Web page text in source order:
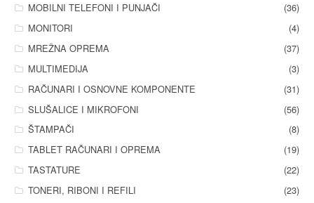
MOBILNI TELEFONI I PUNJAČI
(36)
MONITORI
(4)
MREŽNA OPREMA
(37)
MULTIMEDIJA
(3)
RAČUNARI I OSNOVNE KOMPONENTE
(31)
SLUŠALICE I MIKROFONI
(56)
ŠTAMPAČI
(8)
TABLET RAČUNARI I OPREMA
(19)
TASTATURE
(22)
TONERI, RIBONI I REFILI
(23)